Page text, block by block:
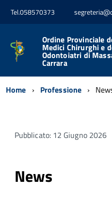
Tel.058570373
Ordine Provinciale
Medici Chirurghi e
Odontoiatri di
Carrara
Home Professione
Pubblicato: 12 Giugno 2026
News